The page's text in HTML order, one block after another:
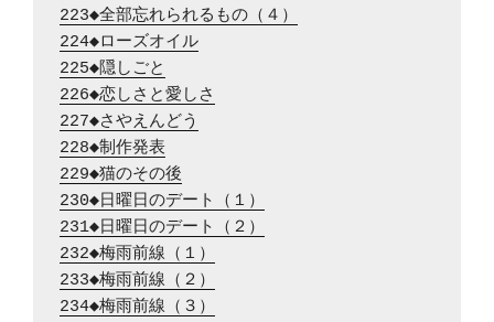
223◆全部忘れられるもの（４）
224◆ローズオイル
225◆隠しごと
226◆恋しさと愛しさ
227◆さやえんどう
228◆制作発表
229◆猫のその後
230◆日曜日のデート（１）
231◆日曜日のデート（２）
232◆梅雨前線（１）
233◆梅雨前線（２）
234◆梅雨前線（３）